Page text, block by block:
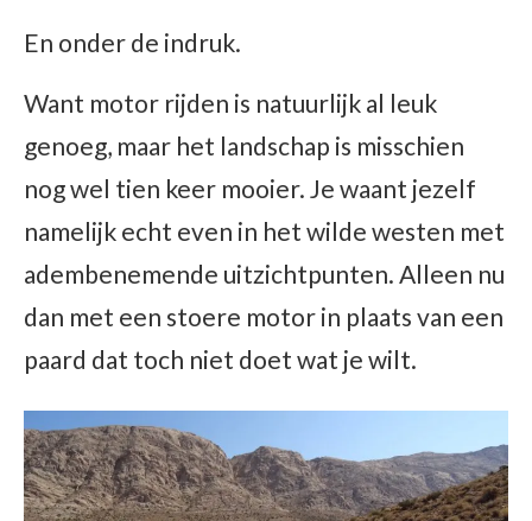
En onder de indruk.
Want motor rijden is natuurlijk al leuk
genoeg, maar het landschap is misschien
nog wel tien keer mooier. Je waant jezelf
namelijk echt even in het wilde westen met
adembenemende uitzichtpunten. Alleen nu
dan met een stoere motor in plaats van een
paard dat toch niet doet wat je wilt.